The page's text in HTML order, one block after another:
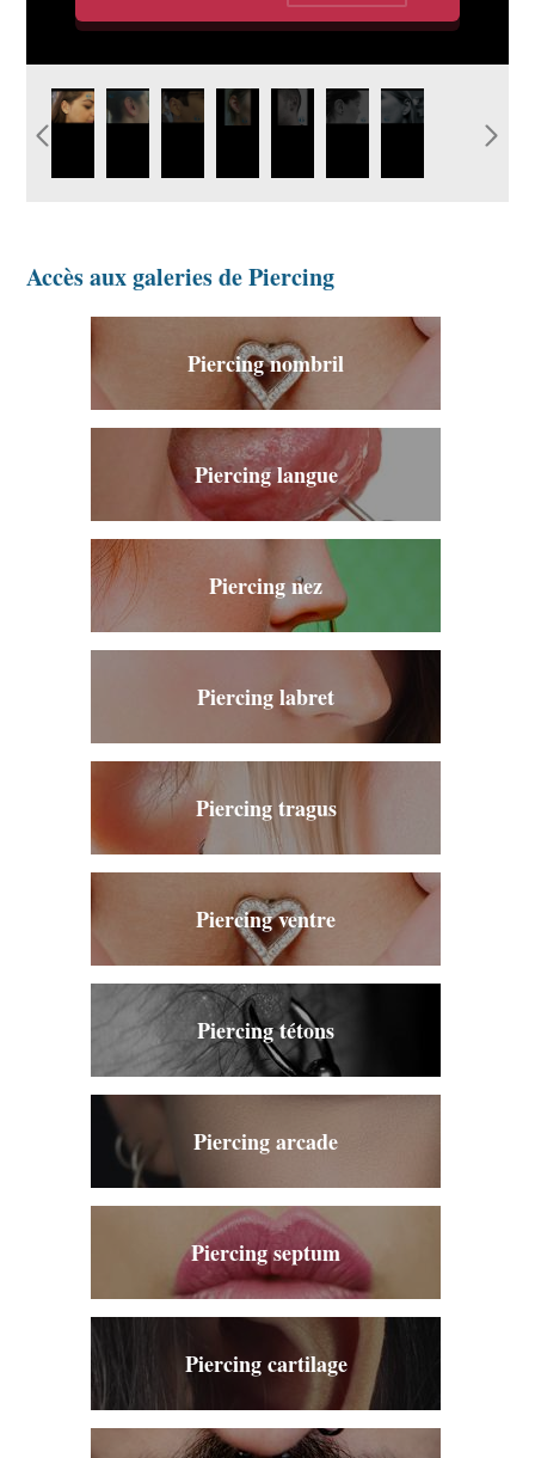
idee-piercing-surface-tragus.jpg
image-piercing-tragus-graphicaderme-
image-piercing-tragus-
graphicaderme.jpg
image-piercing-tragus-
pierceur-paca.jpg
photo-piercing-
tragus-oreille -
photo-piercing-
photo-
Accès aux galeries de Piercing
Piercing nombril
Piercing langue
Piercing nez
Piercing labret
Piercing tragus
Piercing ventre
Piercing tétons
Piercing arcade
Piercing septum
Piercing cartilage